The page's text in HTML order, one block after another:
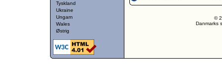
Tyskland
Ukraine
Ungarn
Wales
Østrig
©
Danmarks